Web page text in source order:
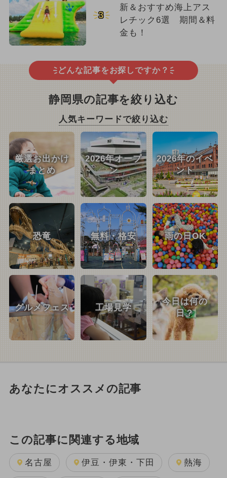
3
新＆おすすめ海上アス
レチック6選 期間＆料
金も！
どんな記事をお探しですか？
静岡県の記事を絞り込む
人気キーワードで絞り込む
厳選お出かけ
まとめ
2026年オープ
ン
2026年のイベ
ント
恐竜 無料・格安 雨の日OK
グルメフェス 工場見学
今日は何の
日？
あなたにオススメの記事
この記事に関連する地域
名古屋 伊豆・伊東・下田 熱海